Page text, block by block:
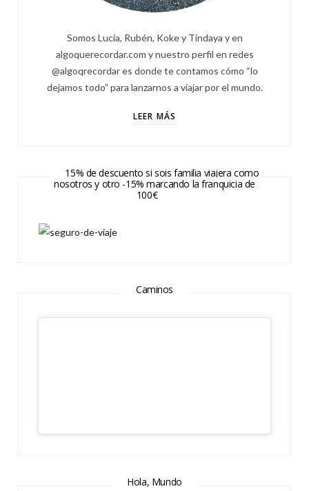
Somos Lucía, Rubén, Koke y Tindaya y en
algoquerecordar.com y nuestro perfil en redes
@algoqrecordar es donde te contamos cómo “lo
dejamos todo” para lanzarnos a viajar por el mundo.
LEER MÁS
15% de descuento si sois familia viajera como
nosotros y otro -15% marcando la franquicia de
100€
Caminos
Hola, Mundo